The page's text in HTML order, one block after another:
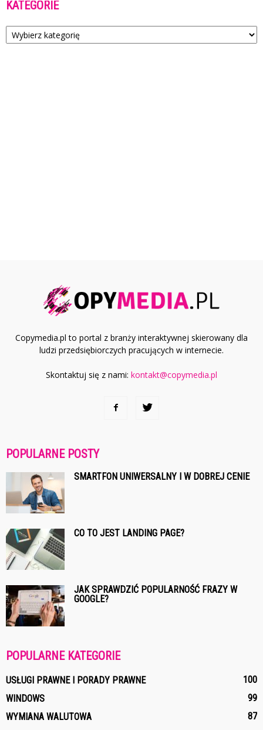
KATEGORIE
Kategorie
Copymedia.pl to portal z branży interaktywnej skierowany dla
ludzi przedsiębiorczych pracujących w internecie.
Skontaktuj się z nami: kontakt@copymedia.pl
POPULARNE POSTY
SMARTFON UNIWERSALNY I W DOBREJ CENIE
CO TO JEST LANDING PAGE?
JAK SPRAWDZIĆ POPULARNOŚĆ FRAZY W
GOOGLE?
POPULARNE KATEGORIE
USŁUGI PRAWNE I PORADY PRAWNE
100
WINDOWS
99
WYMIANA WALUTOWA
87